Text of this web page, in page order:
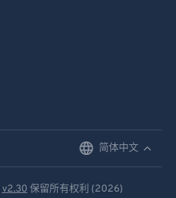
简体中文
v2.30 保留所有权利 (2026)